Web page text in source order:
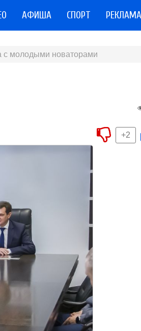
АФИША СПОРТ РЕКЛАМА
с молодыми новаторами
+2